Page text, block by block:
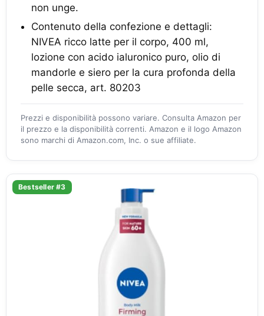
non unge.
Contenuto della confezione e dettagli:
NIVEA ricco latte per il corpo, 400 ml,
lozione con acido ialuronico puro, olio di
mandorle e siero per la cura profonda della
pelle secca, art. 80203
Prezzi e disponibilità possono variare. Consulta Amazon per
il prezzo e la disponibilità correnti. Amazon e il logo Amazon
sono marchi di Amazon.com, Inc. o sue affiliate.
Bestseller #3